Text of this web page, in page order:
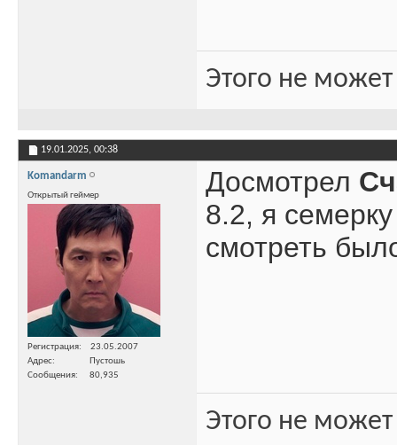
Этого не
19.01.2025, 00:38
Komandarm
Открытый геймер
Регистрация
23.05.2007
Адрес
Пустошь
Сообщения
80,935
Досмотрел
8.2, я
смотреть
Этого не